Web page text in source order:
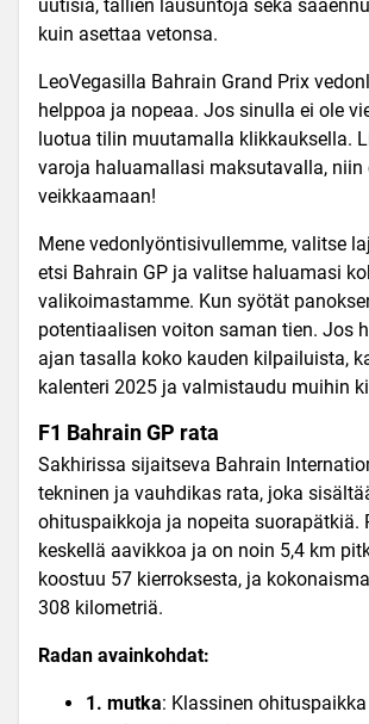
uutisia, tallien lausuntoja sekä
kuin asettaa vetonsa.
LeoVegasilla Bahrain Grand Prix
helppoa ja nopeaa. Jos sinulla ei ole
luotua tilin muutamalla klikkauksella.
varoja haluamallasi maksutavalla, niin
veikkaamaan!
Mene vedonlyöntisivullemme, valitse
etsi Bahrain GP ja valitse haluamasi
valikoimastamme. Kun syötät
potentiaalisen voiton saman tien. Jos
ajan tasalla koko kauden kilpailuista,
kalenteri 2025 ja valmistaudu muihin
F1 Bahrain GP rata
Sakhirissa sijaitseva Bahrain
tekninen ja vauhdikas rata, joka
ohituspaikkoja ja nopeita suorapätkiä.
keskellä aavikkoa ja on noin 5,4 km
koostuu 57 kierroksesta, ja
308 kilometriä.
Radan avainkohdat:
1. mutka: Klassinen